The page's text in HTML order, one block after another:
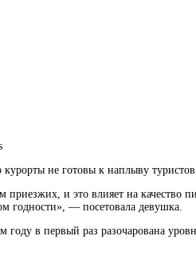
курорты не готовы к наплыву
и это влияет на качество
годности», — посетовала девушка.
в первый раз разочарована